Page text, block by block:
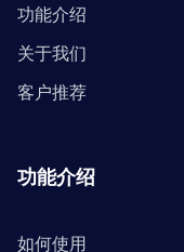
功能介绍
关于我们
客户推荐
功能介绍
如何使用